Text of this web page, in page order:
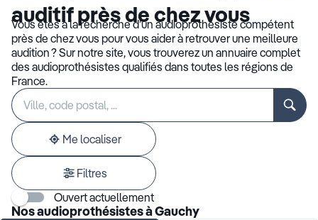
auditif près de chez vous
Vous êtes à la recherche d’un audioprothésiste compétent
près de chez vous pour vous aider à retrouver une meilleure
audition ? Sur notre site, vous trouverez un annuaire complet
des audioprothésistes qualifiés dans toutes les régions de
France.
Rechercher
établissement
Veuillez
renseigner
une
adresse
Me localiser
Filtres
Ouvert actuellement
Nos audioprothésistes à Gauchy